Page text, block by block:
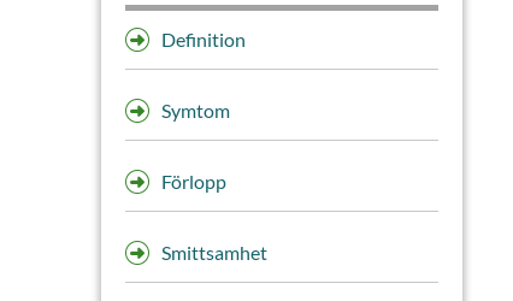
Definition
Symtom
Förlopp
Smittsamhet